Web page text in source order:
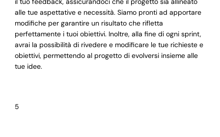
alle tue aspettative e necessità. Siamo pronti ad apportare
modifiche per garantire un risultato che rifletta
perfettamente i tuoi obiettivi. Inoltre, alla fine di ogni sprint,
avrai la possibilità di rivedere e modificare le tue richieste e
obiettivi, permettendo al progetto di evolversi insieme alle
tue idee.
5